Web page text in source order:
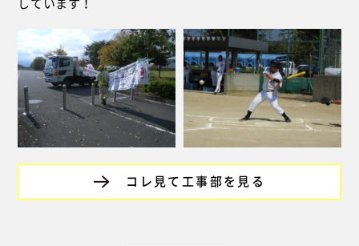
コレ見て工事部を見る